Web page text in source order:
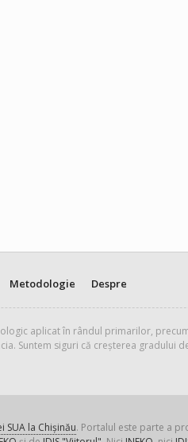
Metodologie Despre
aplicat în rândul primarilor,
Suntem siguri că creșterea gradului
SUA la Chișinău. Portalul este parte a